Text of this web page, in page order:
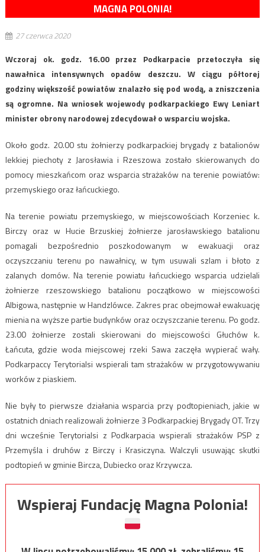
MAGNA POLONIA!
27 czerwca 2020
Wczoraj ok. godz. 16.00 przez Podkarpacie przetoczyła się
nawałnica intensywnych opadów deszczu. W ciągu półtorej
godziny większość powiatów znalazło się pod wodą, a zniszczenia
są ogromne. Na wniosek wojewody podkarpackiego Ewy Leniart
minister obrony narodowej zdecydował o wsparciu wojska.
Około godz. 20.00 stu żołnierzy podkarpackiej brygady z batalionów
lekkiej piechoty z Jarosławia i Rzeszowa zostało skierowanych do
pomocy mieszkańcom oraz wsparcia strażaków na terenie powiatów:
przemyskiego oraz łańcuckiego.
Na terenie powiatu przemyskiego, w miejscowościach Korzeniec k.
Birczy oraz w Hucie Brzuskiej żołnierze jarosławskiego batalionu
pomagali bezpośrednio poszkodowanym w ewakuacji oraz
oczyszczaniu terenu po nawałnicy, w tym usuwali szlam i błoto z
zalanych domów. Na terenie powiatu łańcuckiego wsparcia udzielali
żołnierze rzeszowskiego batalionu początkowo w miejscowości
Albigowa, następnie w Handzlówce. Zakres prac obejmował ewakuację
mienia na wyższe partie budynków oraz oczyszczanie terenu. Po godz.
23.00 żołnierze zostali skierowani do miejscowości Głuchów k.
Łańcuta, gdzie woda miejscowej rzeki Sawa zaczęła wypierać wały.
Podkarpaccy Terytorialsi wspierali tam strażaków w przygotowywaniu
worków z piaskiem.
Nie były to pierwsze działania wsparcia przy podtopieniach, jakie w
ostatnich dniach realizowali żołnierze 3 Podkarpackiej Brygady OT. Trzy
dni wcześnie Terytorialsi z Podkarpacia wspierali strażaków PSP z
Przemyśla i druhów z Birczy i Krasiczyna. Walczyli usuwając skutki
podtopień w gminie Bircza, Dubiecko oraz Krzywcza.
Wspieraj Fundację Magna Polonia!